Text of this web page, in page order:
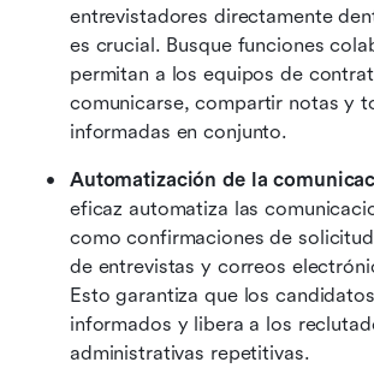
entrevistadores directamente
es crucial. Busque funciones
permitan a los equipos de
comunicarse, compartir notas y
informadas en conjunto.
Automatización de la
eficaz automatiza las
como confirmaciones de
de entrevistas y correos
Esto garantiza que los
informados y libera a los
administrativas repetitivas.